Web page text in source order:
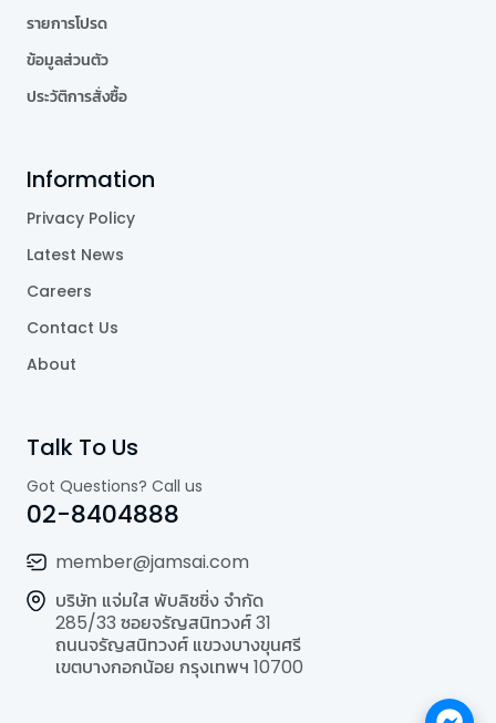
รายการโปรด
ข้อมูลส่วนตัว
ประวัติการสั่งซื้อ
Information
Privacy Policy
Latest News
Careers
Contact Us
About
Talk To Us
Got Questions? Call us
02-8404888
member@jamsai.com
บริษัท แจ่มใส พับลิชชิ่ง จำกัด
285/33 ซอยจรัญสนิทวงศ์ 31
ถนนจรัญสนิทวงศ์ แขวงบางขุนศรี
เขตบางกอกน้อย กรุงเทพฯ 10700